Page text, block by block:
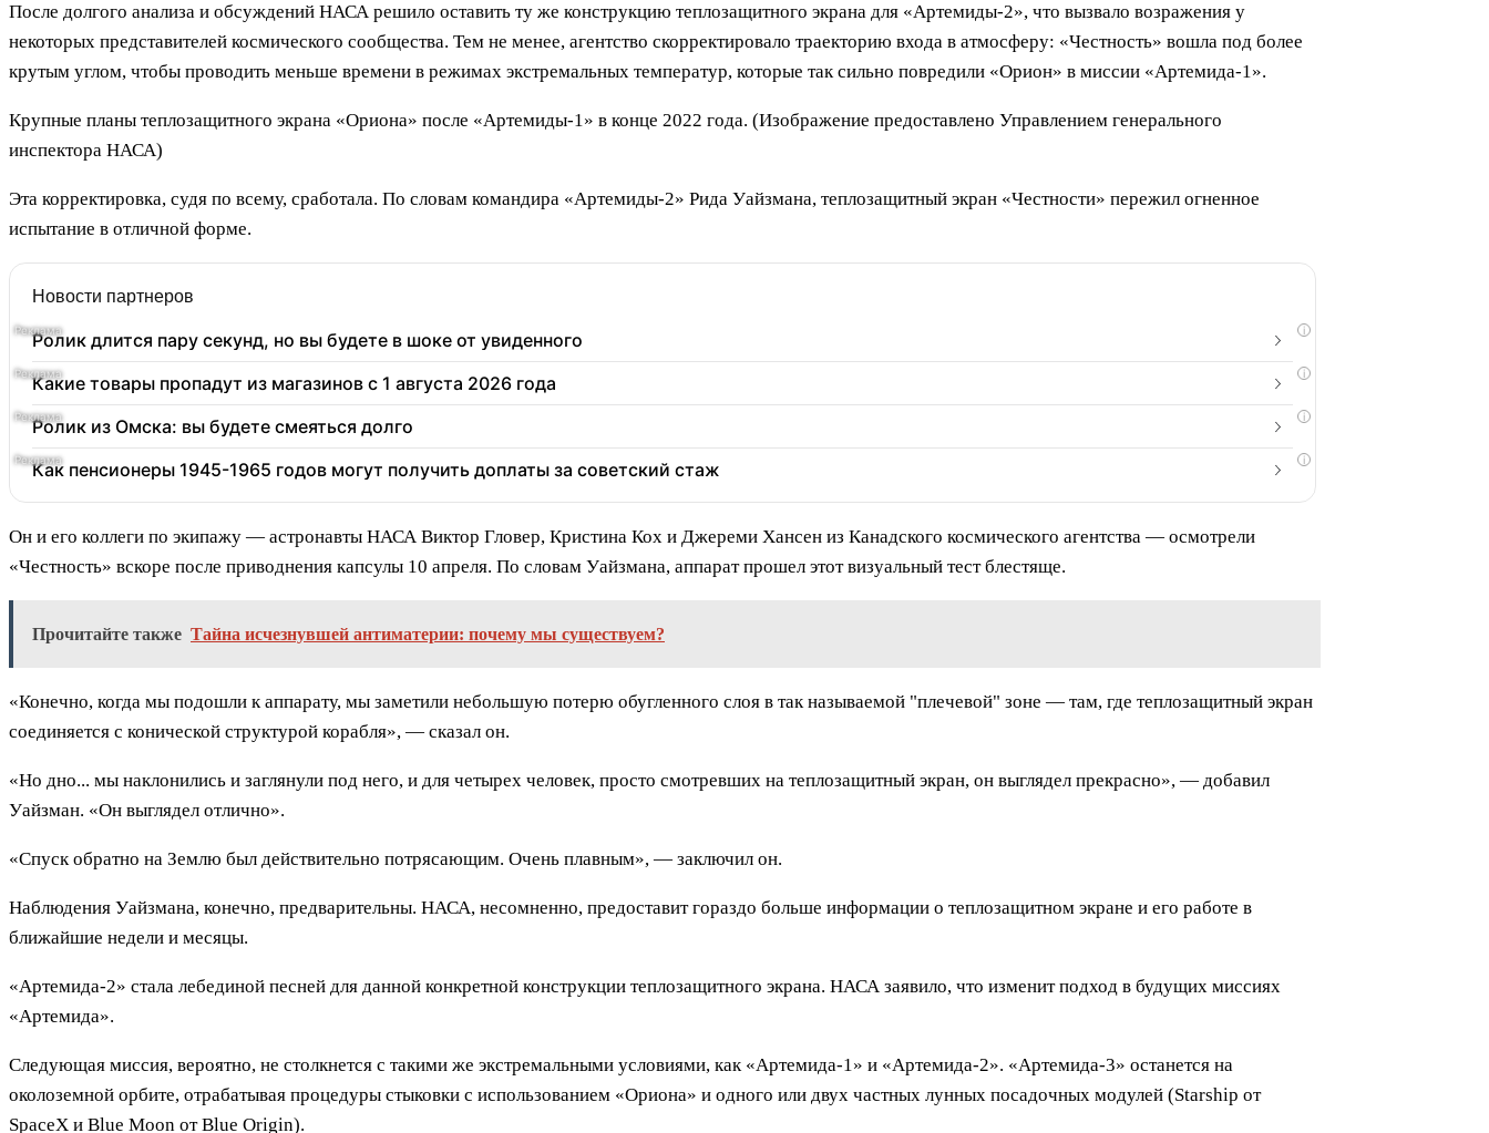
После долгого анализа и обсуждений НАСА решило оставить ту же конструкцию теплозащитного экрана для «Артемиды-2», что вызвало возражения у
некоторых представителей космического сообщества. Тем не менее, агентство скорректировало траекторию входа в атмосферу: «Честность» вошла под более
крутым углом, чтобы проводить меньше времени в режимах экстремальных температур, которые так сильно повредили «Орион» в миссии «Артемида-1».
Крупные планы теплозащитного экрана «Ориона» после «Артемиды-1» в конце 2022 года. (Изображение предоставлено Управлением генерального
инспектора НАСА)
Эта корректировка, судя по всему, сработала. По словам командира «Артемиды-2» Рида Уайзмана, теплозащитный экран «Честности» пережил огненное
испытание в отличной форме.
Новости партнеров
i
Ролик длится пару секунд, но вы будете в шоке от увиденного
i
Какие товары пропадут из магазинов с 1 августа 2026 года
i
Ролик из Омска: вы будете смеяться долго
i
Как пенсионеры 1945-1965 годов могут получить доплаты за советский стаж
Он и его коллеги по экипажу — астронавты НАСА Виктор Гловер, Кристина Кох и Джереми Хансен из Канадского космического агентства — осмотрели
«Честность» вскоре после приводнения капсулы 10 апреля. По словам Уайзмана, аппарат прошел этот визуальный тест блестяще.
Прочитайте также Тайна исчезнувшей антиматерии: почему мы существуем?
«Конечно, когда мы подошли к аппарату, мы заметили небольшую потерю обугленного слоя в так называемой "плечевой" зоне — там, где теплозащитный экран
соединяется с конической структурой корабля», — сказал он.
«Но дно... мы наклонились и заглянули под него, и для четырех человек, просто смотревших на теплозащитный экран, он выглядел прекрасно», — добавил
Уайзман. «Он выглядел отлично».
«Спуск обратно на Землю был действительно потрясающим. Очень плавным», — заключил он.
Наблюдения Уайзмана, конечно, предварительны. НАСА, несомненно, предоставит гораздо больше информации о теплозащитном экране и его работе в
ближайшие недели и месяцы.
«Артемида-2» стала лебединой песней для данной конкретной конструкции теплозащитного экрана. НАСА заявило, что изменит подход в будущих миссиях
«Артемида».
Следующая миссия, вероятно, не столкнется с такими же экстремальными условиями, как «Артемида-1» и «Артемида-2». «Артемида-3» останется на
околоземной орбите, отрабатывая процедуры стыковки с использованием «Ориона» и одного или двух частных лунных посадочных модулей (Starship от
SpaceX и Blue Moon от Blue Origin).